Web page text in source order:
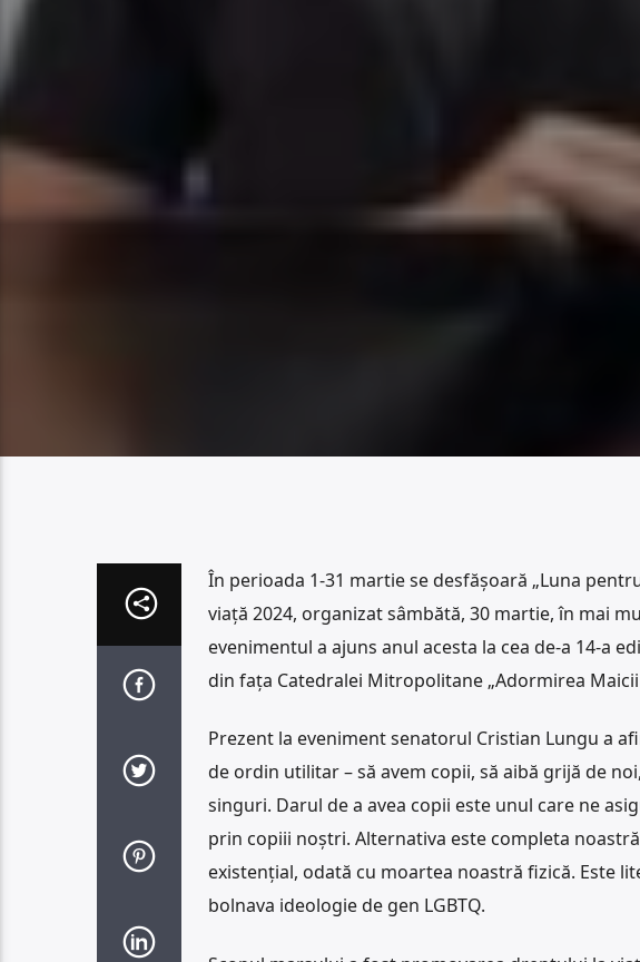
În perioada 1-31 martie se desfășoară „Luna
viață 2024, organizat sâmbătă, 30 martie, în mai
evenimentul a ajuns anul acesta la cea de-a 14-a
din fața Catedralei Mitropolitane „Adormirea
Prezent la eveniment senatorul Cristian Lungu a
de ordin utilitar – să avem copii, să aibă grijă de
singuri. Darul de a avea copii este unul care ne
prin copiii noștri. Alternativa este completa
existențial, odată cu moartea noastră fizică. Este
bolnava ideologie de gen LGBTQ.